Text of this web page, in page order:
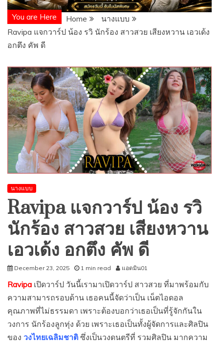
You are Here Home
นางแบบ
Ravipa แจกวาร์ป น้อง รวิ นักร้อง สาวสวย เสียงหวาน เอวเด้ง
อกตึง คัพ ดี
นางแบบ
Ravipa แจกวาร์ป น้อง รวิ
นักร้อง สาวสวย เสียงหวาน
เอวเด้ง อกตึง คัพ ดี
December 23, 2025 1 min read แอดมิน01
Ravipa เปิดวาร์ป วันนี้เรามาเปิดวาร์ป สาวสวย ที่มาพร้อมกับ
ความสามารถรอบด้าน เธอคนนี้จัดว่าเป็น เน็ตไอดอล
คุณภาพที่ไม่ธรรมดา เพราะต้องบอกว่าเธอเป็นที่รู้จักกันใน
วงการ นักร้องลูกทุ่ง ด้วย เพราะเธอเป็นทั้งผู้จัดการและศิลปิน
ของ วงไทยเฉลิมชาติ ซึ่งเป็นวงดนตรีที่ รวมศิลปิน มากความ